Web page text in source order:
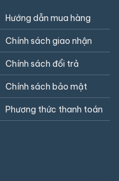
Hướng dẫn mua hàng
Chính sách giao nhận
Chính sách đổi trả
Chính sách bảo mật
Phương thức thanh toán